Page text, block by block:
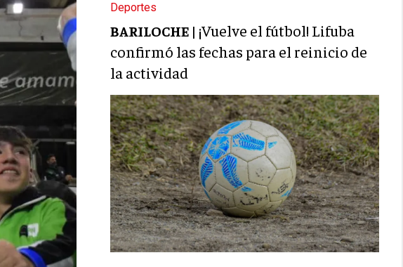
Deportes
BARILOCHE | ¡Vuelve el fútbol! Lifuba
confirmó las fechas para el reinicio de
la actividad